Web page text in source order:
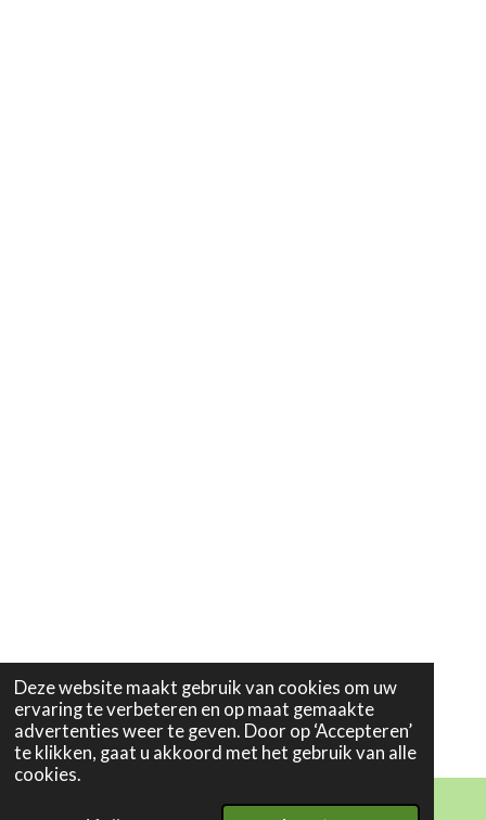
Deze website maakt gebruik van cookies om uw
ervaring te verbeteren en op maat gemaakte
advertenties weer te geven. Door op ‘Accepteren’
te klikken, gaat u akkoord met het gebruik van alle
cookies.